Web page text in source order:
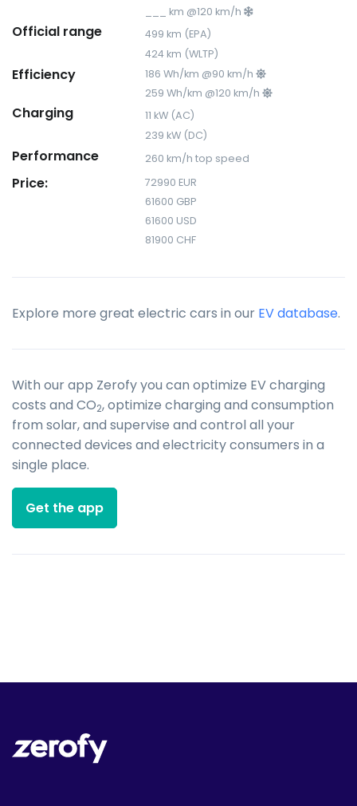
___ km @120 km/h
Official range
499 km (EPA)
424 km (WLTP)
Efficiency
186 Wh/km @90 km/h
259 Wh/km @120 km/h
Charging
11 kW (AC)
239 kW (DC)
Performance 260 km/h top speed
Price:
72990 EUR
61600 GBP
61600 USD
81900 CHF
Explore more great electric cars in our EV database.
With our app Zerofy you can optimize EV charging
costs and CO2, optimize charging and consumption
from solar, and supervise and control all your
connected devices and electricity consumers in a
single place.
Get the app